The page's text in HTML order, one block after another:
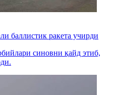
баллистик ракета учирди
синовни қайд этиб,